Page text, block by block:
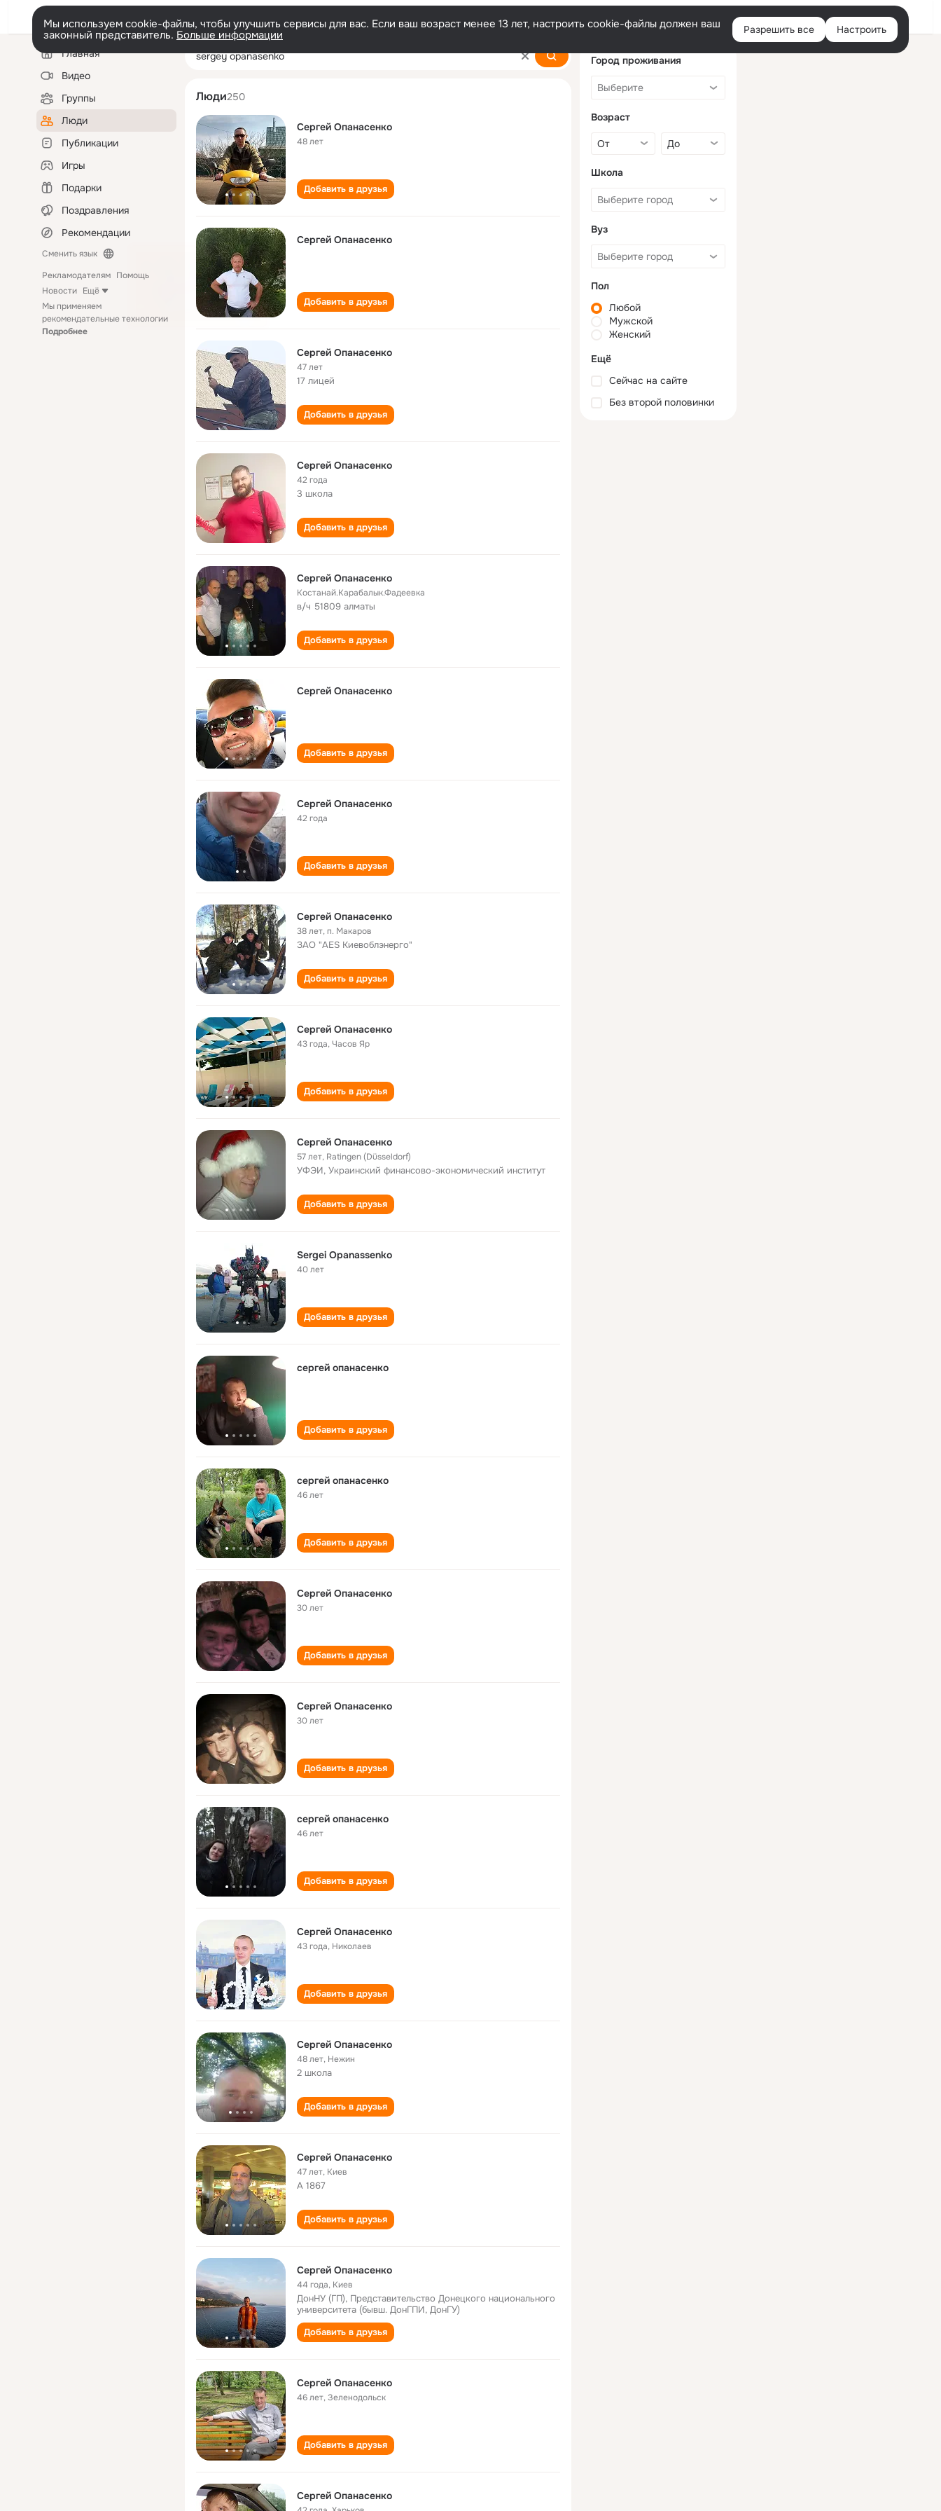
Войти
Мы используем cookie-файлы, чтобы улучшить сервисы для вас. Если ваш возраст менее 13 лет, настроить cookie-файлы должен ваш
законный представитель. Больше информации Разрешить все Настроить
Левая
колонкаГлавная
Видео
Группы
Люди
Публикации
Игры
Подарки
Поздравления
Рекомендации
Сменить язык
Рекламодателям Помощь
Новости Ещё
Мы применяем
рекомендательные технологии
Подробнее
sergey opanasenko
Люди250
Сергей Опанасенко
48 лет
Добавить в друзья
Сергей Опанасенко
Добавить в друзья
Сергей Опанасенко
47 лет
17 лицей
Добавить в друзья
Сергей Опанасенко
42 года
3 школа
Добавить в друзья
Сергей Опанасенко
Костанай.Карабалык.Фадеевка
в/ч 51809 алматы
Добавить в друзья
Сергей Опанасенко
Добавить в друзья
Сергей Опанасенко
42 года
Добавить в друзья
Сергей Опанасенко
38 лет,п. Макаров
ЗАО "AES Киевоблэнерго"
Добавить в друзья
Сергей Опанасенко
43 года,Часов Яр
Добавить в друзья
Cергей Опанасенко
57 лет, Ratingen (Düsseldorf)
УФЭИ, Украинский финансово-экономический институт
Добавить в друзья
Sergei Opanassenko
40 лет
Добавить в друзья
сергей опанасенко
Добавить в друзья
сергей опанасенко
46 лет
Добавить в друзья
Сергей Опанасенко
30 лет
Добавить в друзья
Сергей Опанасенко
30 лет
Добавить в друзья
сергей опанасенко
46 лет
Добавить в друзья
Сергей Опанасенко
43 года, Николаев
Добавить в друзья
Сергей Опанасенко
48 лет, Нежин
2 школа
Добавить в друзья
Сергей Опанасенко
47 лет, Киев
А 1867
Добавить в друзья
Сергей Опанасенко
44 года, Киев
ДонНУ (ГП), Представительство Донецкого национального
университета (бывш. ДонГПИ, ДонГУ)
Добавить в друзья
Сергей Опанасенко
46 лет,Зеленодольск
Добавить в друзья
Сергей Опанасенко
Город проживания
Возраст
Школа
Вуз
Пол
Любой
Мужской
Женский
Ещё
Сейчас на сайте
Без второй половинки